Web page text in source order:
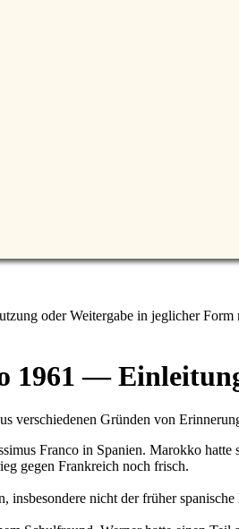
oder Weitergabe in jeglicher
1961 —
verschiedenen Gründen von
Franco in Spanien. Marokko
gegen Frankreich noch frisch.
insbesondere nicht der früher